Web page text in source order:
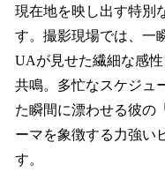
現在地を映し出す特別
す。撮影現場では、一
UAが見せた繊細な感
共鳴。多忙なスケジュ
た瞬間に漂わせる彼の
ーマを象徴する力強い
す。